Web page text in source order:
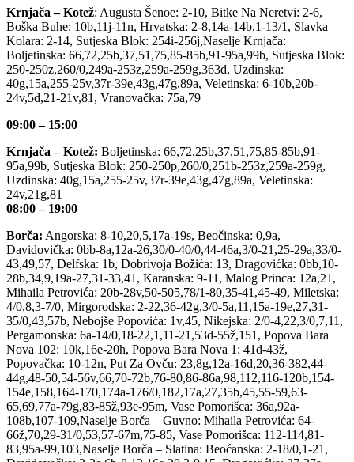
Krnjača – Kotež: Augusta Šenoe: 2-10, Bitke Na Neretvi: 2-6,
Boška Buhe: 10b,11j-11n, Hrvatska: 2-8,14a-14b,1-13/1, Slavka
Kolara: 2-14, Sutjeska Blok: 254i-256j,Naselje Krnjača:
Boljetinska: 66,72,25b,37,51,75,85-85b,91-95a,99b, Sutjeska Blok:
250-250z,260/0,249a-253z,259a-259g,363d, Uzdinska:
40g,15a,255-25v,37r-39e,43g,47g,89a, Veletinska: 6-10b,20b-
24v,5d,21-21v,81, Vranovačka: 75a,79
09:00 – 15:00
Krnjača – Kotež: Boljetinska: 66,72,25b,37,51,75,85-85b,91-
95a,99b, Sutjeska Blok: 250-250p,260/0,251b-253z,259a-259g,
Uzdinska: 40g,15a,255-25v,37r-39e,43g,47g,89a, Veletinska:
24v,21g,81
08:00 – 19:00
Borča: Angorska: 8-10,20,5,17a-19s, Beočinska: 0,9a,
Davidovička: 0bb-8a,12a-26,30/0-40/0,44-46a,3/0-21,25-29a,33/0-
43,49,57, Delfska: 1b, Dobrivoja Božića: 13, Dragovićka: 0bb,10-
28b,34,9,19a-27,31-33,41, Karanska: 9-11, Malog Princa: 12a,21,
Mihaila Petrovića: 20b-28v,50-505,78/1-80,35-41,45-49, Miletska:
4/0,8,3-7/0, Mirgorodska: 2-22,36-42g,3/0-5a,11,15a-19e,27,31-
35/0,43,57b, Nebojše Popovića: 1v,45, Nikejska: 2/0-4,22,3/0,7,11,
Pergamonska: 6a-14/0,18-22,1,11-21,53d-55ž,151, Popova Bara
Nova 102: 10k,16e-20h, Popova Bara Nova 1: 41d-43ž,
Popovačka: 10-12n, Put Za Ovču: 23,8g,12a-16d,20,36-382,44-
44g,48-50,54-56v,66,70-72b,76-80,86-86a,98,112,116-120b,154-
154e,158,164-170,174a-176/0,182,17a,27,35b,45,55-59,63-
65,69,77a-79g,83-85ž,93e-95m, Vase Pomorišca: 36a,92a-
108b,107-109,Naselje Borča – Guvno: Mihaila Petrovića: 64-
66ž,70,29-31/0,53,57-67m,75-85, Vase Pomorišca: 112-114,81-
83,95a-99,103,Naselje Borča – Slatina: Beoćanska: 2-18/0,1-21,